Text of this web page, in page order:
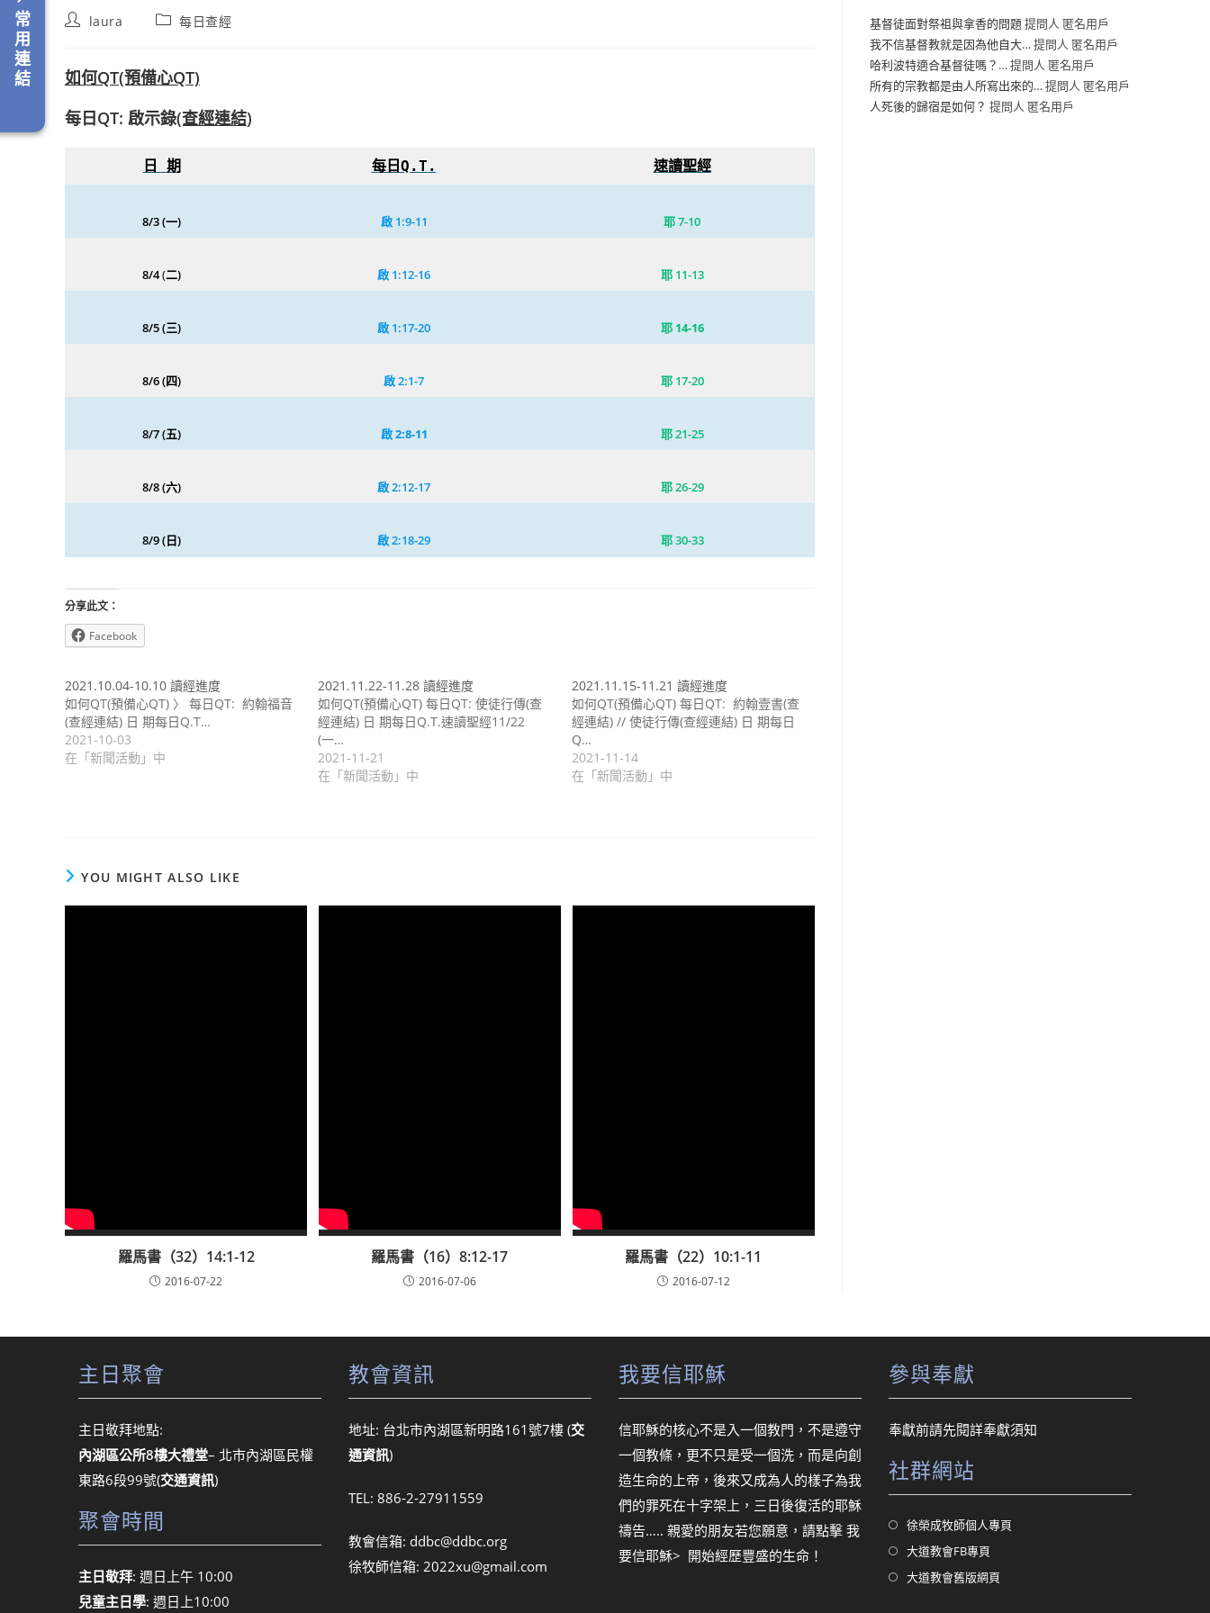
Postlaura
Post每日查經
如何QT(預備心QT)
每日QT: 啟示錄(查經連結)
日 期 每日Q.T. 速讀聖經
8/3 (一) 啟1:9-11 耶 7-10
8/4(二) 啟 1:12-16 耶 11-13
8/5 (三) 啟 1:17-20 耶 14-16
8/6 (四) 啟 2:1-7 耶 17-20
8/7 (五) 啟2:8-11 耶 21-25
8/8 (六) 啟 2:12-17 耶 26-29
8/9 (日) 啟2:18-29 耶 30-33
分享此文：
Facebook
2021.10.04-10.10 讀經進度
如何QT(預備心QT) 〉 每日QT: 約翰福音
(查經連結) 日 期每日Q.T…
2021-10-03
在「新聞活動」中
2021.11.22-11.28 讀經進度
如何QT(預備心QT) 每日QT: 使徒行傳(查
經連結) 日 期每日Q.T.速讀聖經11/22
(一…
2021-11-21
在「新聞活動」中
2021.11.15-11.21 讀經進度
如何QT(預備心QT) 每日QT: 約翰壹書(查
經連結) // 使徒行傳(查經連結) 日 期每日
Q…
2021-11-14
在「新聞活動」中
YOU MIGHT ALSO LIKE
羅馬書（32）14:1-12
2016-07-22
羅馬書（16）8:12-17
2016-07-06
羅馬書（22）10:1-11
2016-07-12
基督徒面對祭祖與拿香的問題提問人 匿名用戶
我不信基督教就是因為他自大… 提問人 匿名用戶
哈利波特適合基督徒嗎？… 提問人 匿名用戶
所有的宗教都是由人所寫出來的… 提問人 匿名用戶
人死後的歸宿是如何？ 提問人 匿名用戶
主日聚會
主日敬拜地點:
內湖區公所8樓大禮堂– 北市內湖區民權
東路6段99號(交通資訊)
聚會時間
主日敬拜: 週日上午 10:00
兒童主日學: 週日上10:00
教會資訊
地址: 台北市內湖區新明路161號7樓 (交
通資訊)
TEL: 886-2-27911559
教會信箱: ddbc@ddbc.org
徐牧師信箱: 2022xu@gmail.com
我要信耶穌
信耶穌的核心不是入一個教門，不是遵守
一個教條，更不只是受一個洗，而是向創
造生命的上帝，後來又成為人的樣子為我
們的罪死在十字架上，三日後復活的耶穌
禱告….. 親愛的朋友若您願意，請點擊 我
要信耶穌> 開始經歷豐盛的生命！
參與奉獻
奉獻前請先閱詳奉獻須知
社群網站
徐榮成牧師個人專頁
大道教會FB專頁
in
大道教會舊版網頁
常
用
連
結